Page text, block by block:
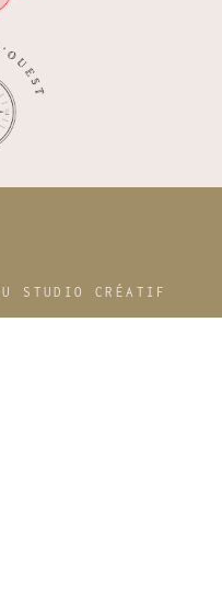
STUDIO CRÉATIF